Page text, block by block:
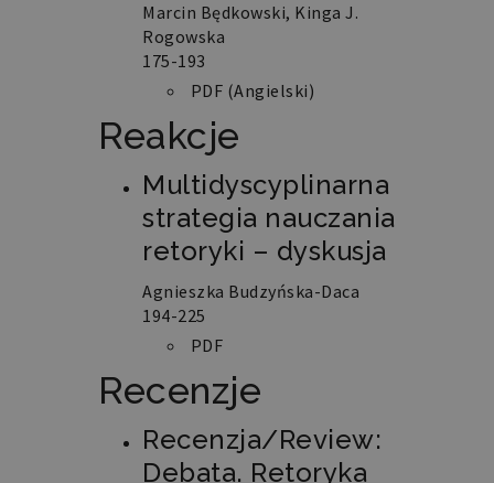
Marcin Będkowski, Kinga J.
Rogowska
175-193
PDF (Angielski)
Reakcje
Multidyscyplinarna
strategia nauczania
retoryki – dyskusja
Agnieszka Budzyńska-Daca
194-225
PDF
Recenzje
Recenzja/Review:
Debata. Retoryka
języku
sesji
użytkownika.
Zwykle
jest
to
liczba
losowo,
ale
dobrym
przykładem
jest